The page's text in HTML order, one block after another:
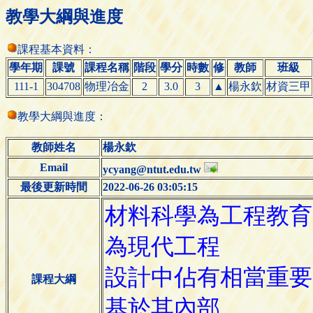
教學大綱與進度
課程基本資料：
學年期
課號 課程名稱 階段 學分 時數 修 教師
班級
111-1
304708 物理冶金 2 3.0 3 ▲ 楊永欽 材資三甲
教學大綱與進度：
教師姓名
楊永欽
Email
ycyang@ntut.edu.tw
最後更新時間
2022-06-26 03:05:15
課程大綱